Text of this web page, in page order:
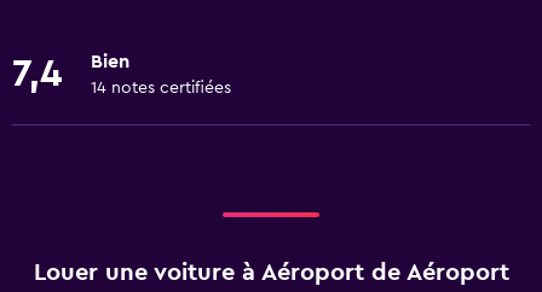
7,4 Bien
14 notes certifiées
Louer une voiture à Aéroport de Aéroport